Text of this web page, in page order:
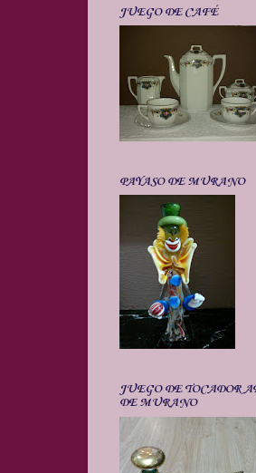
JUEGO DE CAFÉ
PAYASO DE MURANO
JUEGO DE TOCADOR
DE MURANO